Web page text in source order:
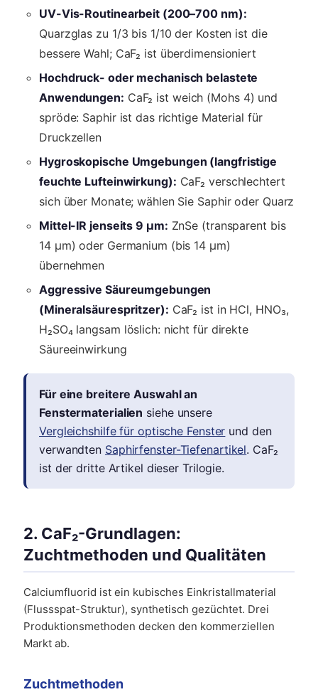
UV-Vis-Routinearbeit (200–700 nm):
Quarzglas zu 1/3 bis 1/10 der Kosten ist die
bessere Wahl; CaF₂ ist überdimensioniert
Hochdruck- oder mechanisch belastete
Anwendungen: CaF₂ ist weich (Mohs 4) und
spröde: Saphir ist das richtige Material für
Druckzellen
Hygroskopische Umgebungen (langfristige
feuchte Lufteinwirkung): CaF₂ verschlechtert
sich über Monate; wählen Sie Saphir oder Quarz
Mittel-IR jenseits 9 µm: ZnSe (transparent bis
14 µm) oder Germanium (bis 14 µm)
übernehmen
Aggressive Säureumgebungen
(Mineralsäurespritzer): CaF₂ ist in HCl, HNO₃,
H₂SO₄ langsam löslich: nicht für direkte
Säureeinwirkung
Für eine breitere Auswahl an
Fenstermaterialien siehe unsere
Vergleichshilfe für optische Fenster und den
verwandten Saphirfenster-Tiefenartikel. CaF₂
ist der dritte Artikel dieser Trilogie.
2. CaF₂-Grundlagen:
Zuchtmethoden und Qualitäten
Calciumfluorid ist ein kubisches Einkristallmaterial
(Flussspat-Struktur), synthetisch gezüchtet. Drei
Produktionsmethoden decken den kommerziellen
Markt ab.
Zuchtmethoden